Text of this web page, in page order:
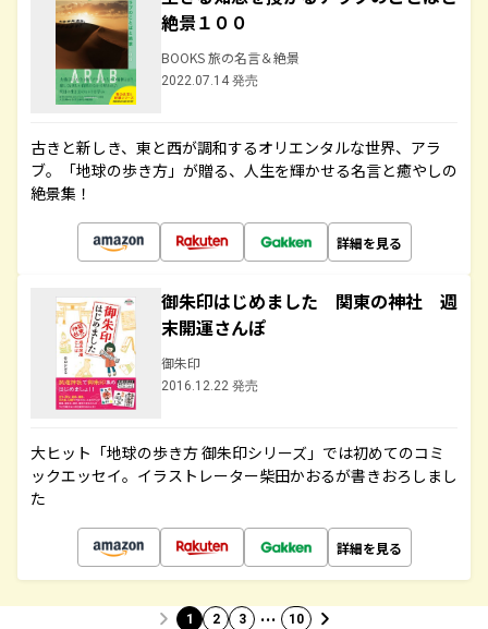
絶景１００
BOOKS 旅の名言＆絶景
2022.07.14 発売
古きと新しき、東と西が調和するオリエンタルな世界、アラ
ブ。「地球の歩き方」が贈る、人生を輝かせる名言と癒やしの
絶景集！
詳細を見る
御朱印はじめました 関東の神社 週
末開運さんぽ
御朱印
2016.12.22 発売
大ヒット「地球の歩き方 御朱印シリーズ」では初めてのコミ
ックエッセイ。イラストレーター柴田かおるが書きおろしまし
た
詳細を見る
1 2 3 … 10